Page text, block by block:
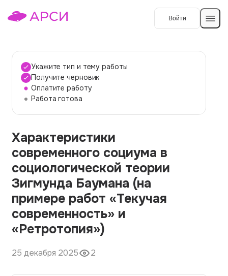
Войти
Темы работ
О сервисе
О компании
Наши гарантии
Порядок оплаты
Вопросы и ответы
Отзывы
Контакты
Укажите тип и тему работы
Получите черновик
Оплатите работу
Работа готова
Характеристики
современного социума в
социологической теории
Зигмунда Баумана (на
примере работ «Текучая
современность» и
«Ретротопия»)
25 декабря 2025 2